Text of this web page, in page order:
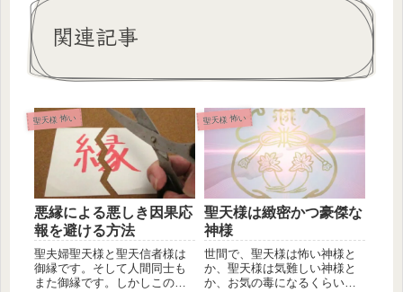
関連記事
聖天様 怖い
悪縁による悪しき因果応
報を避ける方法
聖夫婦聖天様と聖天信者様は
御縁です。そして人間同士も
また御縁です。しかしこの人
聖天様 怖い
聖天様は緻密かつ豪傑な
神様
世間で、聖天様は怖い神様と
か、聖天様は気難しい神様と
か、お気の毒になるくらいの